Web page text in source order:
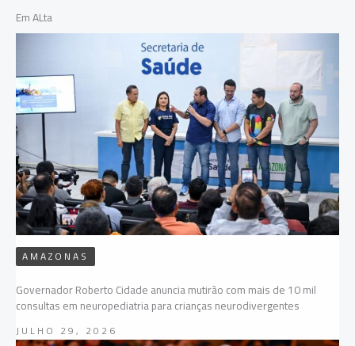
Em ALta
AMAZONAS
Governador Roberto Cidade anuncia mutirão com mais de 10 mil
consultas em neuropediatria para crianças neurodivergentes
JULHO 29, 2026